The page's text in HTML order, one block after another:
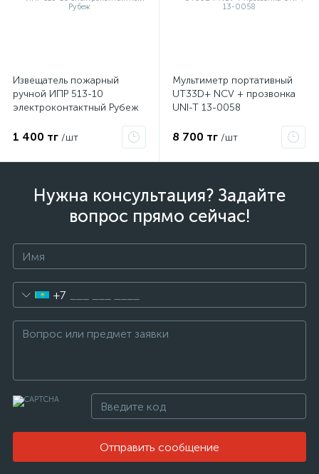
Извещатель пожарный
ручной ИПР 513-10
электроконтактный Рубеж
1 400 тг /шт
Мультиметр портативный
UT33D+ NCV + прозвонка
UNI-T 13-0058
8 700 тг /шт
Нужна консультация? Задайте
вопрос прямо сейчас!
+7
Отправить сообщение